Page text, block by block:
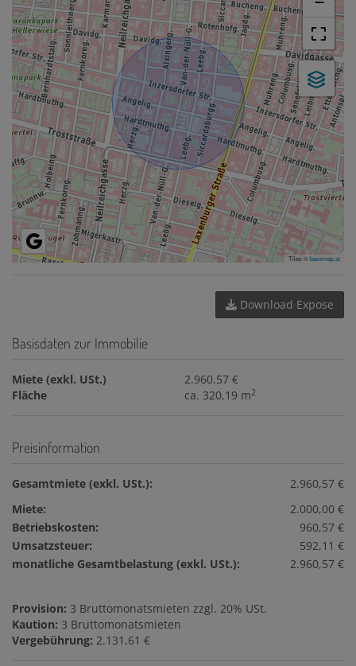
Tiles ©basemap.at
Download Expose
Basisdaten zur Immobilie
Miete (exkl. USt.)
2.960,57 €
Fläche
ca. 320,19 m2
Preisinformation
Gesamtmiete (exkl. USt.):
2.960,57 €
Miete:
2.000,00 €
Betriebskosten:
960,57 €
Umsatzsteuer:
592,11 €
monatliche Gesamtbelastung (exkl. USt.):
2.960,57 €
Provision: 3 Bruttomonatsmieten zzgl. 20% USt.
Kaution: 3 Bruttomonatsmieten
Vergebührung: 2.131,61 €